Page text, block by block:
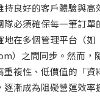
持良好的客戶體驗與高
隊必須確保每一筆訂單
地在多個管理平台（如
）之間同步。然而，
重複性、低價值的「資
逐漸成為阻礙營運效率